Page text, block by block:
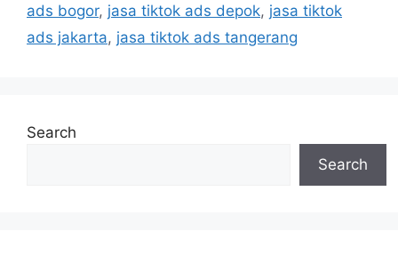
ads bogor, jasa tiktok ads depok, jasa tiktok
ads jakarta, jasa tiktok ads tangerang
Search
Search